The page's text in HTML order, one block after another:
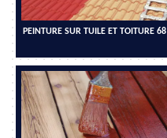
PEINTURE SUR TUILE ET TOITURE 68